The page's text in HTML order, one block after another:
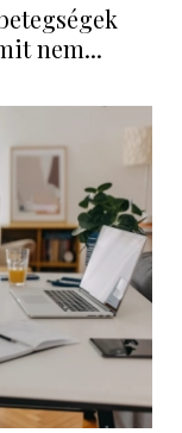
nem...